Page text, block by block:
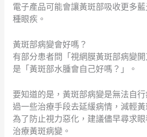
電子產品可能會讓黃斑部吸收更多
種眼疾。
黃斑部病變會好嗎？
有部分患者問「視網膜黃斑部病變
是「黃斑部水腫會自己好嗎？」。
要知道的是，黃斑部病變是無法自
過一些治療手段去延緩病情，減輕黃
為了防止視力惡化，建議儘早尋求
治療黃斑病變。